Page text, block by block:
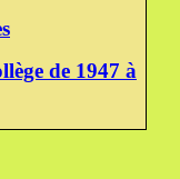
de 1947 à